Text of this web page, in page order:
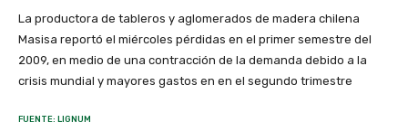
La productora de tableros y aglomerados de madera chilena
Masisa reportó el miércoles pérdidas en el primer semestre del
2009, en medio de una contracción de la demanda debido a la
crisis mundial y mayores gastos en en el segundo trimestre
FUENTE: LIGNUM